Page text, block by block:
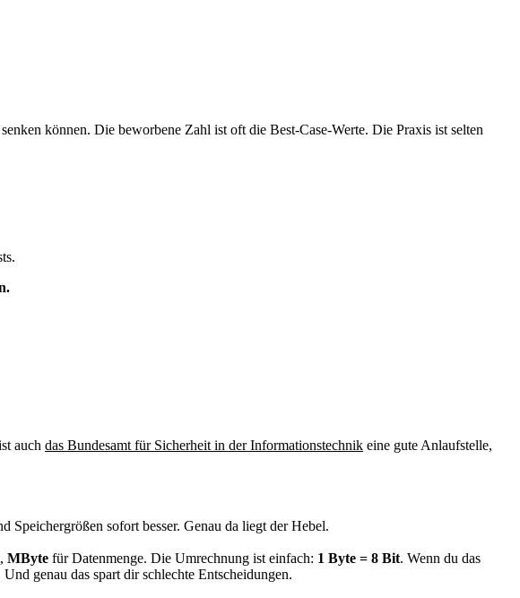
können. Die beworbene Zahl ist oft die Best-Case-Werte. Die Praxis ist selten
auch das Bundesamt für Sicherheit in der Informationstechnik eine gute Anlaufstelle,
Speichergrößen sofort besser. Genau da liegt der Hebel.
MByte für Datenmenge. Die Umrechnung ist einfach: 1 Byte = 8 Bit. Wenn du das
genau das spart dir schlechte Entscheidungen.